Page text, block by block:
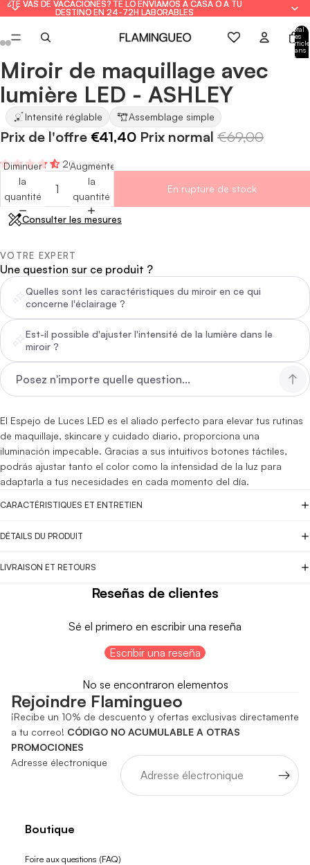
¿TE VAS DE VACACIONES? TE LO ENVIAMOS A CASA O A TU
DESTINO EN 24-72H LABORABLES
¿TE VAS DE VACACIONES? TE LO ENVIAMOS A CASA O A TU
DESTINO EN 24-72H LABORABLES
Total
des
dans
le
Ouvrir
l'image
en
plein
écran
Ouvrir
l'image
en
plein
écran
Ouvrir
l'image
en
plein
écran
Ouvrir
l'image
en
plein
écran
Ouvrir
l'image
en
plein
écran
Ouvrir
l'image
en
plein
écran
Miroir de maquillage avec
lumière LED - ASHLEY
Intensité réglable Assemblage simple
Prix de l'offre €41,40 Prix normal €69,00
20 reseñas
Diminuer
la
quantité
Augmenter
la
quantité
En rupture de stock
Consulter les mesures
VOTRE EXPERT
Une question sur ce produit ?
Quelles sont les caractéristiques du miroir en ce qui
concerne l'éclairage ?
Est-il possible d'ajuster l'intensité de la lumière dans le
miroir ?
El Espejo de Luces LED es el aliado perfecto para elevar tus rutinas
de maquillaje, skincare y cuidado diario, proporciona una
iluminación impecable. Gracias a sus intuitivos botones táctiles,
podrás ajustar tanto el color como la intensidad de la luz para
adaptarla a tus necesidades en cada momento del día.
CARACTÉRISTIQUES ET ENTRETIEN
DÉTAILS DU PRODUIT
LIVRAISON ET RETOURS
Reseñas de clientes
Sé el primero en escribir una reseña
Escribir una reseña
No se encontraron elementos
Rejoindre Flamingueo
¡Recibe un 10% de descuento y ofertas exclusivas directamente
a tu correo! CÓDIGO NO ACUMULABLE A OTRAS
PROMOCIONES
Adresse électronique
Boutique
Foire aux questions (FAQ)